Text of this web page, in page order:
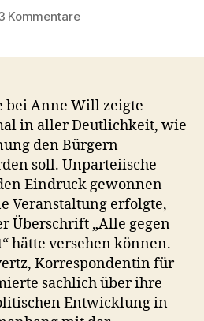
Kommentarezu
Hitler
bezeichnen,
gefährlich,
ihnen
kann
man
keinen
Sieg
wünschen
bei Anne Will zeigte
in aller Deutlichkeit, wie
den Bürgern
soll. Unparteiische
Eindruck gewonnen
Veranstaltung erfolgte,
Überschrift „Alle gegen
hätte versehen können.
Korrespondentin für
sachlich über ihre
Entwicklung in